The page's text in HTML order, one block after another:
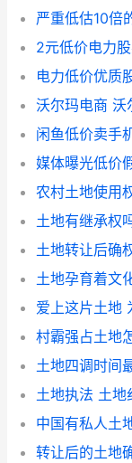
严重低估10倍
2元低价电力
电力低价优质
沃尔玛电商 沃
闲鱼低价卖手
媒体曝光低价
农村土地使用
土地有继承权
土地转让后确
土地孕育着文
爱上这片土地
村霸强占土地
土地四调时间
土地执法 土地
中国有私人土
转让后的土地